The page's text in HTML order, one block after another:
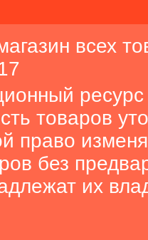
всех
ресурс
товаров
право
без
их